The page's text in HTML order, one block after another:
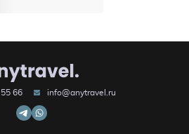
66 info@anytravel.ru